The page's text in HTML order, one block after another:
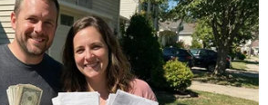
khốc liệt hơn
năm nay số vụ bắt giữ những kẻ